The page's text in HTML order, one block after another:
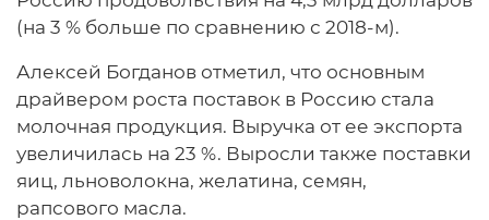
(на 3 % больше по сравнению с 2018-м).
Алексей Богданов отметил, что основным
драйвером роста поставок в Россию стала
молочная продукция. Выручка от ее экспорта
увеличилась на 23 %. Выросли также поставки
яиц, льноволокна, желатина, семян,
рапсового масла.